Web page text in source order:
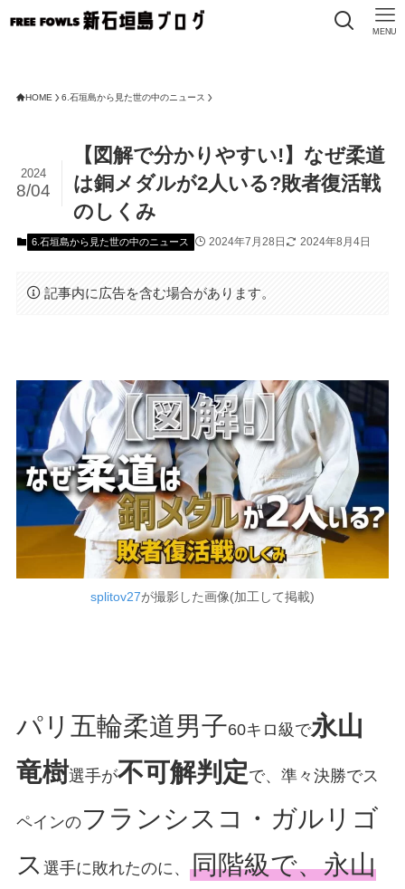
MENU
HOME 6.石垣島から見た世の中のニュース
【図解で分かりやすい!】なぜ柔道
は銅メダルが2人いる?敗者復活戦
のしくみ
2024
8/04
6.石垣島から見た世の中のニュース 2024年7月28日 2024年8月4日
記事内に広告を含む場合があります。
splitov27が撮影した画像(加工して掲載)
パリ五輪柔道男子60キロ級で永山
竜樹選手が不可解判定で、準々決勝でス
ペインのフランシスコ・ガルリゴ
ス 選手に敗れたのに、 同階級で、永山